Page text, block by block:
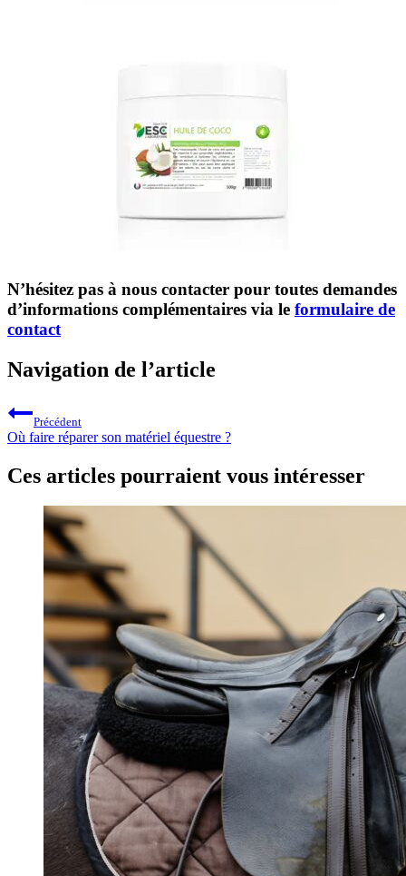
N’hésitez pas à nous contacter pour toutes demandes
d’informations complémentaires via le formulaire de
contact
Navigation de l’article
Précédent
Où faire réparer son matériel équestre ?
Ces articles pourraient vous intéresser